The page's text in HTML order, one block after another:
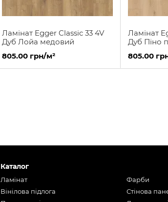
Ламінат Egger Classic 33 4V
Дуб Лойа медовий
805.00 грн/м²
Ламінат
Дуб Піно
805.00
Каталог
Ламінат
Вінілова підлога
Фарби
Стінова